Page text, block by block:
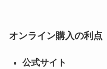
オンライン購入の利点
公式サイト